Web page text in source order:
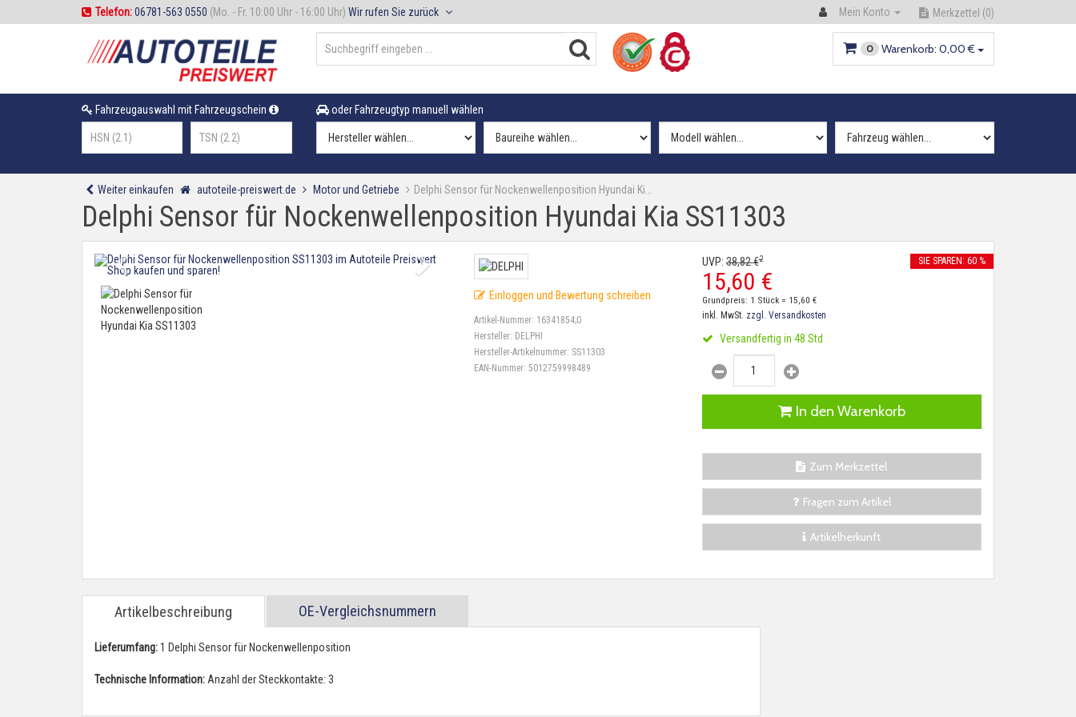
Telefon:06781-563 0550 (Mo. - Fr. 10:00 Uhr - 16:00 Uhr) Wir rufen Sie zurück Mein Konto Merkzettel (0)
0 Warenkorb: 0,00 €
Fahrzeugauswahl mit Fahrzeugschein oder Fahrzeugtyp manuell wählen
Weiter einkaufen autoteile-preiswert.de Motor und Getriebe Delphi Sensor für Nockenwellenposition Hyundai Ki…
Delphi Sensor für Nockenwellenposition Hyundai Kia SS11303
Einloggen und Bewertung schreiben
Artikel-Nummer: 16341854;0
Hersteller: DELPHI
Hersteller-Artikelnummer: SS11303
EAN-Nummer:5012759998489
UVP:38,82€2
15,60 €
SIE SPAREN: 60 %
Grundpreis: 1 Stück = 15,60 €
inkl. MwSt. zzgl. Versandkosten
Versandfertig in 48 Std
In den Warenkorb
Zum Merkzettel
Fragen zum Artikel
Artikelherkunft
Artikelbeschreibung OE-Vergleichsnummern
Lieferumfang:1 Delphi Sensor für Nockenwellenposition
Technische Information: Anzahl der Steckkontakte: 3